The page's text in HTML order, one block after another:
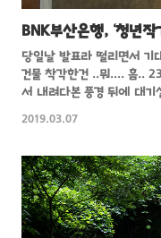
BNK부산은행, ‘청년
당일날 발표라 떨리면서 기
건물 착각한건 ..뭐.... 흠..
서 내려다본 풍경 뒤에 대
2019.03.07